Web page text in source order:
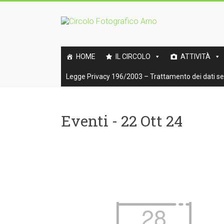
Circolo
Fotografico
Arno
Benemerito
italiana
HOME IL CIRCOLO ATTIVITÀ
Legge Privacy 196/2003 – Trattamento dei dati
Eventi - 22 Ott 24
28